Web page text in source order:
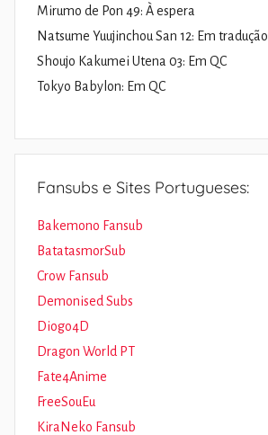
Mirumo de Pon 49: À espera
Natsume Yuujinchou San 12: Em tradução
Shoujo Kakumei Utena 03: Em QC
Tokyo Babylon: Em QC
Fansubs e Sites Portugueses:
Bakemono Fansub
BatatasmorSub
Crow Fansub
Demonised Subs
Diogo4D
Dragon World PT
Fate4Anime
FreeSouEu
KiraNeko Fansub